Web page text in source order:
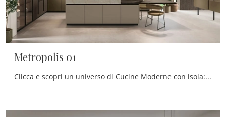
Metropolis 01
Clicca e scopri un universo di Cucine Moderne con isola: la cucina Metropolis 01 Stosa in Pet ti sta aspettando!